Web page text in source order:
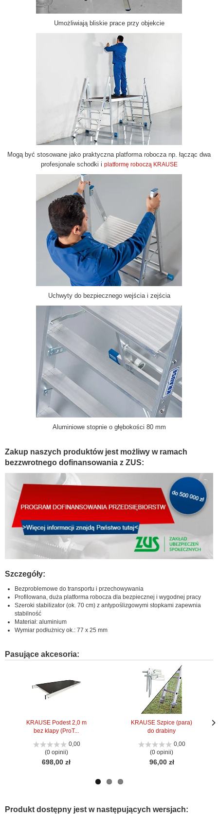
Umożliwiają bliskie prace przy objekcie
Mogą być stosowane jako praktyczna platforma robocza np. łącząc dwa
profesjonale schodki i platformę roboczą KRAUSE
Uchwyty do bezpiecznego wejścia i zejścia
Aluminiowe stopnie o głębokości 80 mm
Zakup naszych produktów jest możliwy w ramach
bezzwrotnego dofinansowania z ZUS:
Szczegóły:
Bezproblemowe do transportu i przechowywania
Profilowana, duża platforma robocza dla bezpiecznej i wygodnej pracy
Szeroki stabilizator (ok. 70 cm) z antypoślizgowymi stopkami zapewnia
stabilność
Materiał: aluminium
Wymiar podłużnicy ok.: 77 x 25 mm
Pasujące akcesoria:
KRAUSE Podest 2,0 m
bez klapy (ProT...
0,00
(0 opinii)
698,00 zł
KRAUSE Szpice (para)
do drabiny
0,00
(0 opinii)
96,00 zł
Produkt dostępny jest w następujących wersjach: